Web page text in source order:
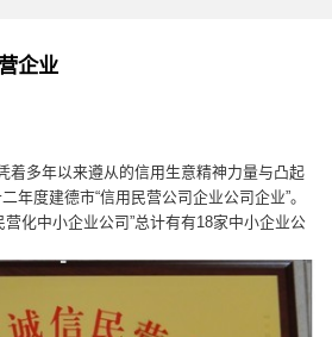
企业
着多年以来遵从的信用生意精神力量与凸起
年度建德市“信用民营公司企业公司企业”。
营化中小企业公司”总计有有18家中小企业公